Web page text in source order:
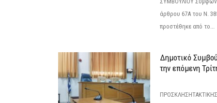
άρθρου 67Α του Ν.
προστέθηκε από το...
Δημοτικό
την επόμενη